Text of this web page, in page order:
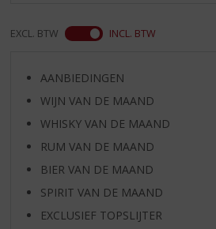
EXCL. BTW INCL. BTW
AANBIEDINGEN
WIJN VAN DE MAAND
WHISKY VAN DE MAAND
RUM VAN DE MAAND
BIER VAN DE MAAND
SPIRIT VAN DE MAAND
EXCLUSIEF TOPSLIJTER